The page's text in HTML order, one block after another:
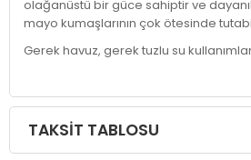
olağanüstü bir güce sahiptir ve
mayo kumaşlarının çok ötesinde
Gerek havuz, gerek tuzlu su
TAKSIT TABLOSU